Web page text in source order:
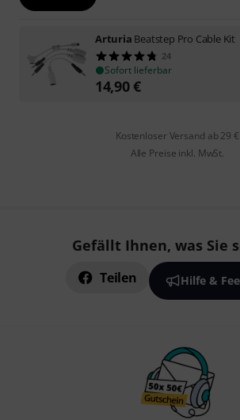
Arturia Beatstep Pro Cable Kit
24
Sofort lieferbar
14,90€
Kostenloser Versand ab 29 €
Alle Preise inkl. MwSt.
Gefällt Ihnen, was Sie
Teilen Hilfe &